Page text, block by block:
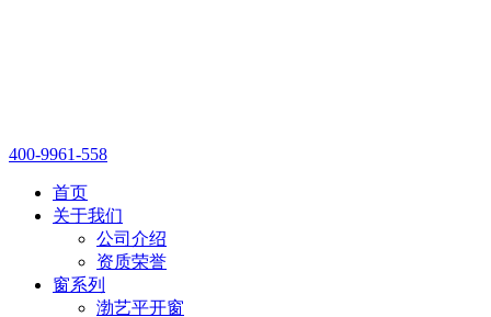
400-9961-558
首页
关于我们
公司介绍
资质荣誉
窗系列
渤艺平开窗